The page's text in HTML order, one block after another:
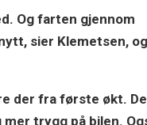
Og farten gjennom
sier Klemetsen, og
der fra første økt.
trygg på bilen.